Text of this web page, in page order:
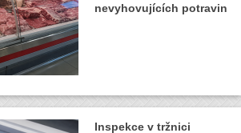
nevyhovujících potravin
Inspekce v tržnici